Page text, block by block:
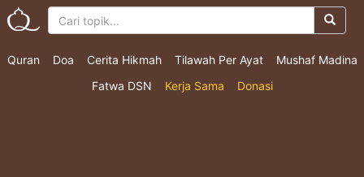
Quran Doa Cerita Hikmah Tilawah Per Ayat
Mushaf Madina
Fatwa DSN
Kerja Sama Donasi